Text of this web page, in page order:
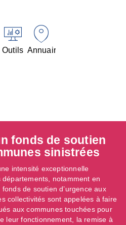
Outils Annuaires
fonds de soutien
sinistrées
intensité exceptionnelle
notamment en
de soutien d’urgence aux
collectivités sont appelées à faire
aux communes touchées pour
leur fonctionnement, la remise à